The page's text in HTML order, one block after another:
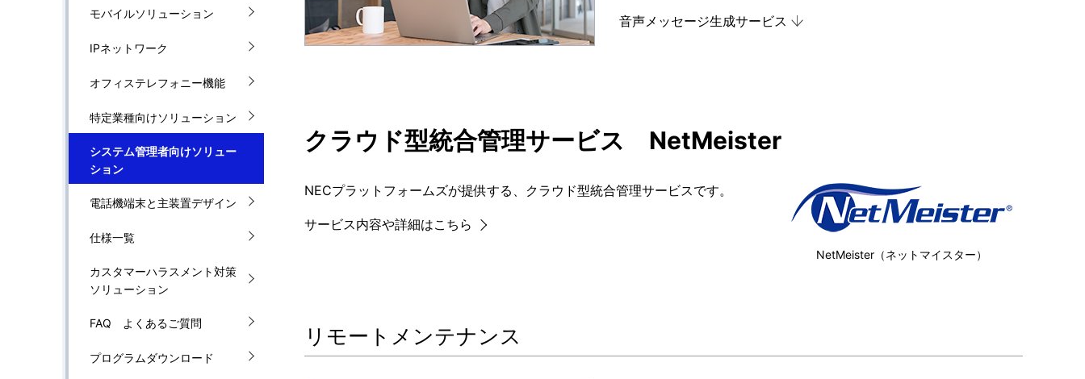
モバイルソリューション
IPネットワーク
オフィステレフォニー機能
特定業種向けソリューション
システム管理者向けソリュー
ション
電話機端末と主装置デザイン
仕様一覧
カスタマーハラスメント対策
ソリューション
FAQ よくあるご質問
プログラムダウンロード
音声メッセージ生成サービス
クラウド型統合管理サービス NetMeister
NECプラットフォームズが提供する、クラウド型統合管理サービスです。
サービス内容や詳細はこちら
NetMeister（ネットマイスター）
リモートメンテナンス